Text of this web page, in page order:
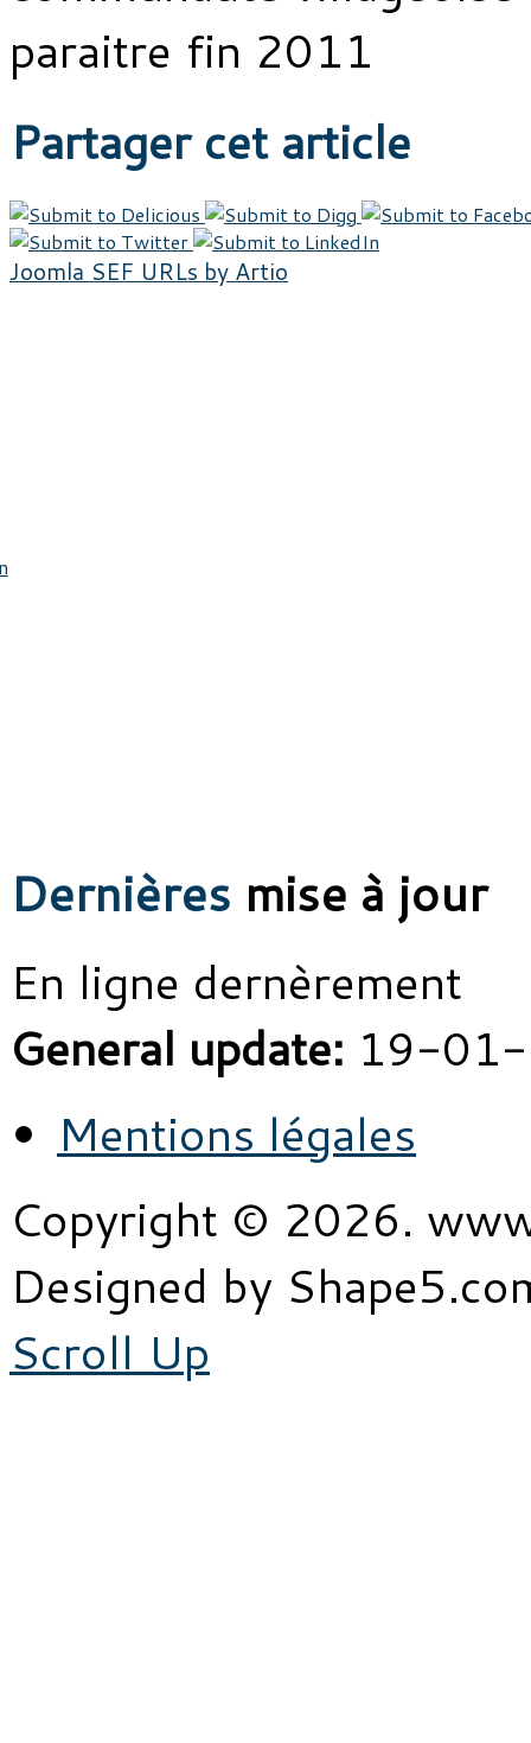
paraitre fin 2011
Partager cet article
Joomla SEF URLs by Artio
Dernières mise à jour
En ligne dernèrement
General update: 19-
Mentions légales
Copyright © 2026.
Designed by
Scroll Up